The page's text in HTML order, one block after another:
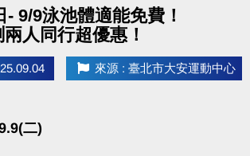
身工廠、WORLD GYM授課
牙編舞老師
業股份有限公司尾牙編舞老師
入門的舞蹈課程，更是維持好身材
9/9泳池體適能免費！
人同行超優惠！
來源 : 臺北市大安運動中心
二)